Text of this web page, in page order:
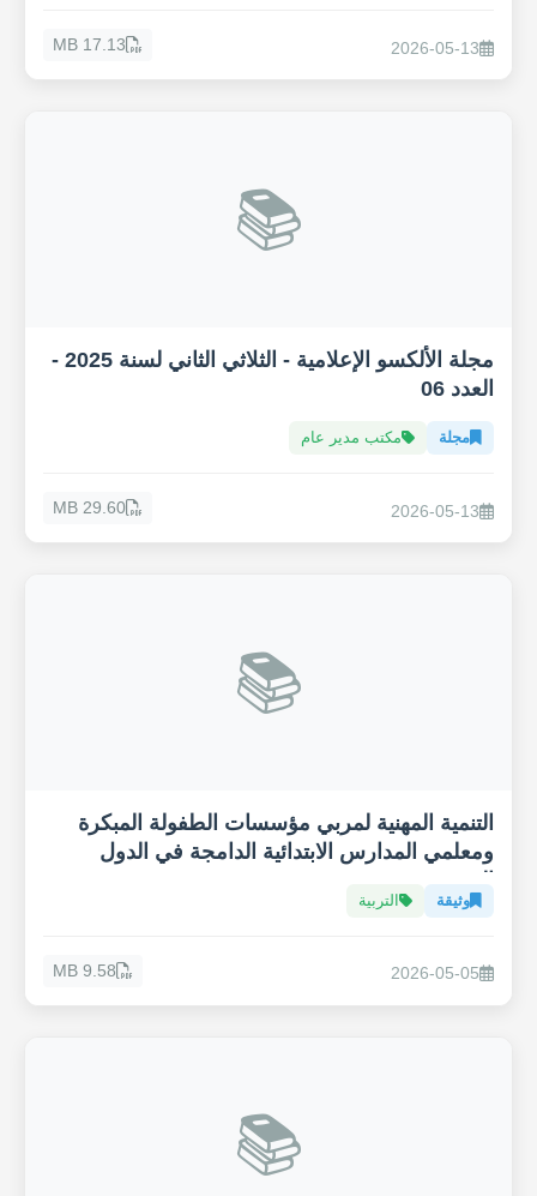
2026-05-13
17.13 MB
📚
مجلة الألكسو الإعلامية - الثلاثي الثاني لسنة 2025 -
العدد 06
مجلة مكتب مدير عام
2026-05-13
29.60 MB
📚
التنمية المهنية لمربي مؤسسات الطفولة المبكرة
ومعلمي المدارس الابتدائية الدامجة في الدول
وثيقة التربية
2026-05-05
9.58 MB
📚